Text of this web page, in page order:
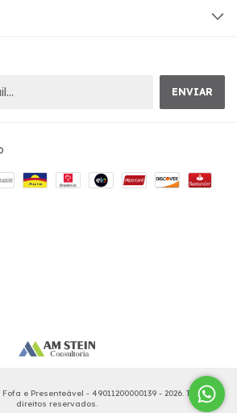
e Presenteável - 49011200000139 - 2026. Todos os
direitos reservados.